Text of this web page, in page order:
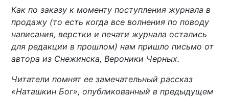
Как по заказу к моменту поступления журнала в
продажу (то есть когда все волнения по поводу
написания, верстки и печати журнала остались
для редакции в прошлом) нам пришло письмо от
автора из Снежинска, Вероники Черных.
Читатели помнят ее замечательный рассказ
«Наташкин Бог», опубликованный в предыдущем